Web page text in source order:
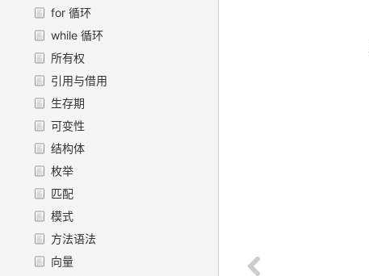
for 循环
while 循环
所有权
引用与借用
生存期
可变性
结构体
枚举
匹配
模式
方法语法
向量